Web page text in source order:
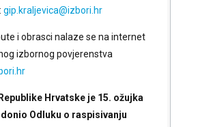
gip.kraljevica@izbori.hr
i obrasci nalaze se na internet
izbornog povjerenstva
Hrvatske je 15. ožujka
Odluku o raspisivanju